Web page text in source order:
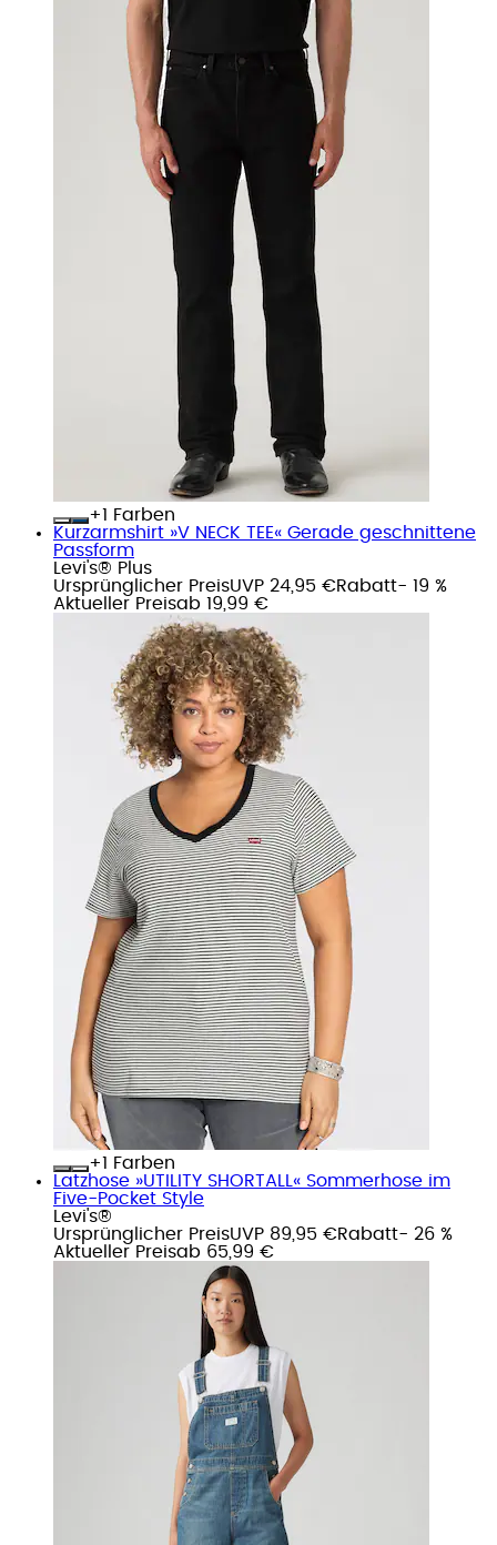
+
Farben
Kurzarmshirt »V NECK TEE« Gerade geschnittene
Passform
Levi's® Plus
Ursprünglicher PreisUVP 24,95 €Rabatt- 19 %
Aktueller Preisab 19,99 €
+
Farben
Latzhose »UTILITY SHORTALL« Sommerhose im
Five-Pocket Style
Levi's®
Ursprünglicher PreisUVP 89,95 €Rabatt- 26 %
Aktueller Preisab 65,99 €